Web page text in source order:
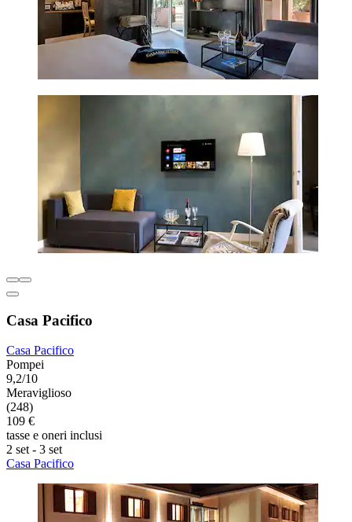
Casa Pacifico
Casa Pacifico
Pompei
9,2/10
Meraviglioso
(248)
109 €
tasse e oneri inclusi
2 set - 3 set
Casa Pacifico